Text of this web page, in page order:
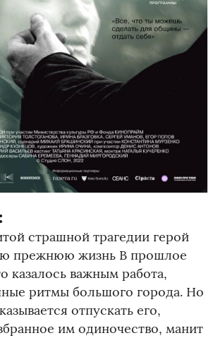
страшной трагедии герой
прежнюю жизнь В прошлое
казалось важным работа,
ритмы большого города. Но
отпускать его,
им одиночество, манит